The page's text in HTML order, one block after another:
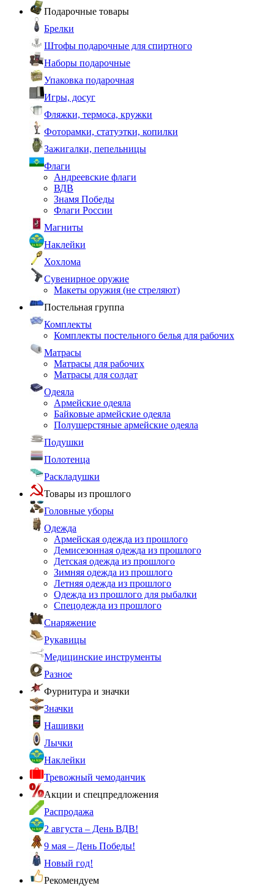
Подарочные товары
Брелки
Штофы подарочные для спиртного
Наборы подарочные
Упаковка подарочная
Игры, досуг
Фляжки, термоса, кружки
Фоторамки, статуэтки, копилки
Зажигалки, пепельницы
Флаги
Андреевские флаги
ВДВ
Знамя Победы
Флаги России
Магниты
Наклейки
Хохлома
Сувенирное оружие
Макеты оружия (не стреляют)
Постельная группа
Комплекты
Комплекты постельного белья для рабочих
Матрасы
Матрасы для рабочих
Матрасы для солдат
Одеяла
Армейские одеяла
Байковые армейские одеяла
Полушерстяные армейские одеяла
Подушки
Полотенца
Раскладушки
Товары из прошлого
Головные уборы
Одежда
Армейская одежда из прошлого
Демисезонная одежда из прошлого
Детская одежда из прошлого
Зимняя одежда из прошлого
Летняя одежда из прошлого
Одежда из прошлого для рыбалки
Спецодежда из прошлого
Снаряжение
Рукавицы
Медицинские инструменты
Разное
Фурнитура и значки
Значки
Нашивки
Лычки
Наклейки
Тревожный чемоданчик
Акции и спецпредложения
Распродажа
2 августа – День ВДВ!
9 мая – День Победы!
Новый год!
Рекомендуем